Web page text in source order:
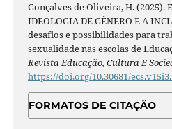
Gonçalves de Oliveira, H. (2025).
IDEOLOGIA DE GÊNERO E A
desafios e possibilidades para
sexualidade nas escolas de
Revista Educação, Cultura E
https://doi.org/10.30681/
FORMATOS DE CITAÇÃO